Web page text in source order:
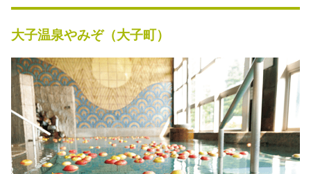
大子温泉やみぞ（大子町）